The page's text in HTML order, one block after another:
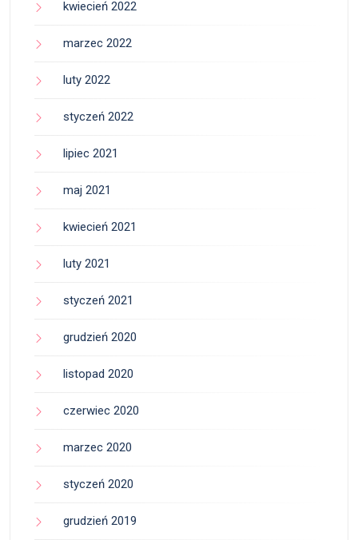
kwiecień 2022
marzec 2022
luty 2022
styczeń 2022
lipiec 2021
maj 2021
kwiecień 2021
luty 2021
styczeń 2021
grudzień 2020
listopad 2020
czerwiec 2020
marzec 2020
styczeń 2020
grudzień 2019